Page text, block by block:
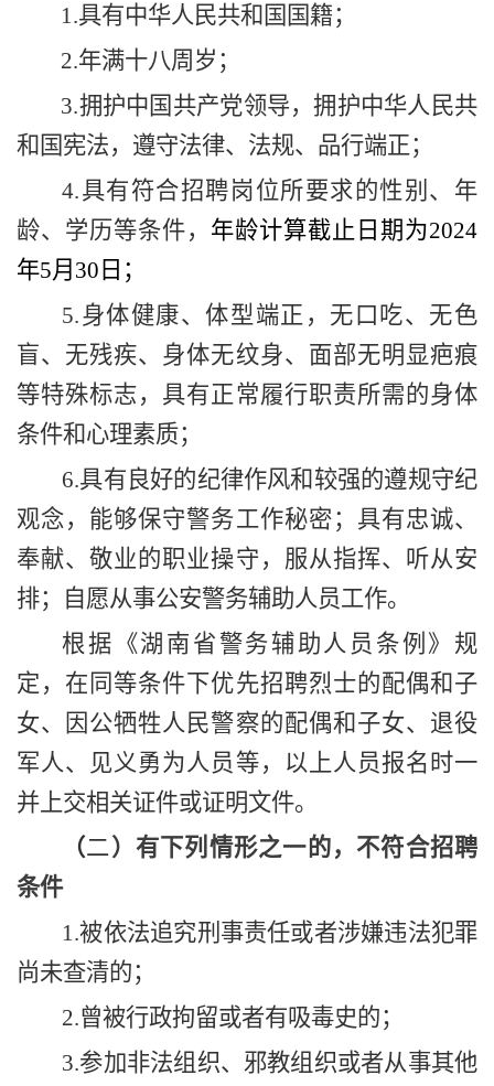
1.具有中华人民共和国国籍；
2.年满十八周岁；
3.拥护中国共产党领导，拥护中华人民共
和国宪法，遵守法律、法规、品行端正；
4.具有符合招聘岗位所要求的性别、年
龄、学历等条件， 年龄计算截止日期为2024
年5月 30 日；
5.身体健康、体型端正，无口吃、无色
盲、无残疾、身体无纹身、面部无明显疤痕
等特殊标志，具有正常履行职责所需的身体
条件和心理素质；
6.具有良好的纪律作风和较强的遵规守纪
观念，能够保守警务工作秘密；具有忠诚、
奉献、敬业的职业操守，服从指挥、听从安
排；自愿从事公安警务辅助人员工作。
根据《湖南省警务辅助人员条例》规
定，在同等条件下优先招聘烈士的配偶和子
女、因公牺牲人民警察的配偶和子女、退役
军人、见义勇为人员等，以上人员报名时一
并上交相关证件或证明文件。
（二）有下列情形之一的，不符合招聘
条件
1.被依法追究刑事责任或者涉嫌违法犯罪
尚未查清的；
2.曾被行政拘留或者有吸毒史的；
3.参加非法组织、邪教组织或者从事其他